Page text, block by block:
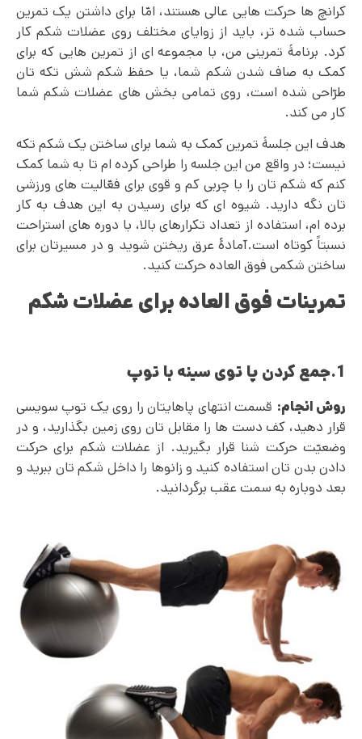
کرانچ ها حرکت هایی عالی هستند، امّا برای داشتن یک تمرین
حساب شده تر، باید از زوایای مختلف روی عضلات شکم کار
کرد. برنامۀ تمرینی من، با مجموعه ای از تمرین هایی که برای
کمک به صاف شدن شکم شما، یا حفظ شکم شش تکه تان
طرّاحی شده است، روی تمامی بخش های عضلات شکم شما
کار می کند.
هدف این جلسۀ‌ تمرین کمک به شما برای ساختن یک شکم تکه
نیست؛ در واقع من این جلسه را طراحی کرده ام تا به شما کمک
کنم که شکم تان را با چربی کم و قوی برای فعّالیت های ورزشی
تان نگه دارید. شیوه ای که برای رسیدن به این هدف به کار
برده ام، استفاده از تعداد تکرارهای بالا، با دوره های استراحت
نسبتاً کوتاه است.آمادۀ عرق ریختن شوید و در مسیرتان برای
ساختن شکمی فوق العاده حرکت کنید.
تمرینات فوق العاده برای عضلات شکم
1.جمع کردن پا توی سینه با توپ
روش انجام: قسمت انتهای پاهایتان را روی یک توپ سویسی
قرار دهید، کف دست ها را مقابل تان روی زمین بگذارید، و در
وضعیّت حرکت شنا قرار بگیرید. از عضلات شکم برای حرکت
دادن بدن تان استفاده کنید و زانوها را داخل شکم تان ببرید و
بعد دوباره به سمت عقب برگردانید.